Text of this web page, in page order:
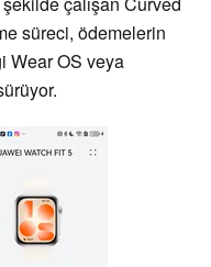
süreci, ödemelerin
Wear OS veya